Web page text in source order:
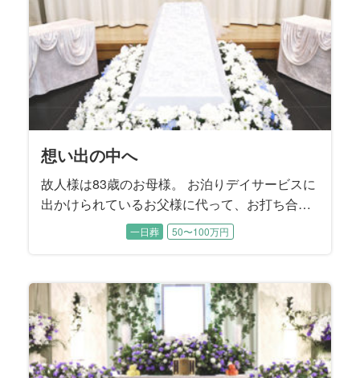
ご依頼をいただきました。
想い出の中へ
故人様は83歳のお母様。 お泊りデイサービスに
出かけられているお父様に代って、お打ち合わ
せは喪主であるご長女様と旦那様にご同席いた
だきました。 お父様は施主をお務めになりま
を執り行うことで、お母様を亡くされたお父様
が今後もしっかり生きていけるようなお別れに
することを望まれました。
一日葬 50〜100万円